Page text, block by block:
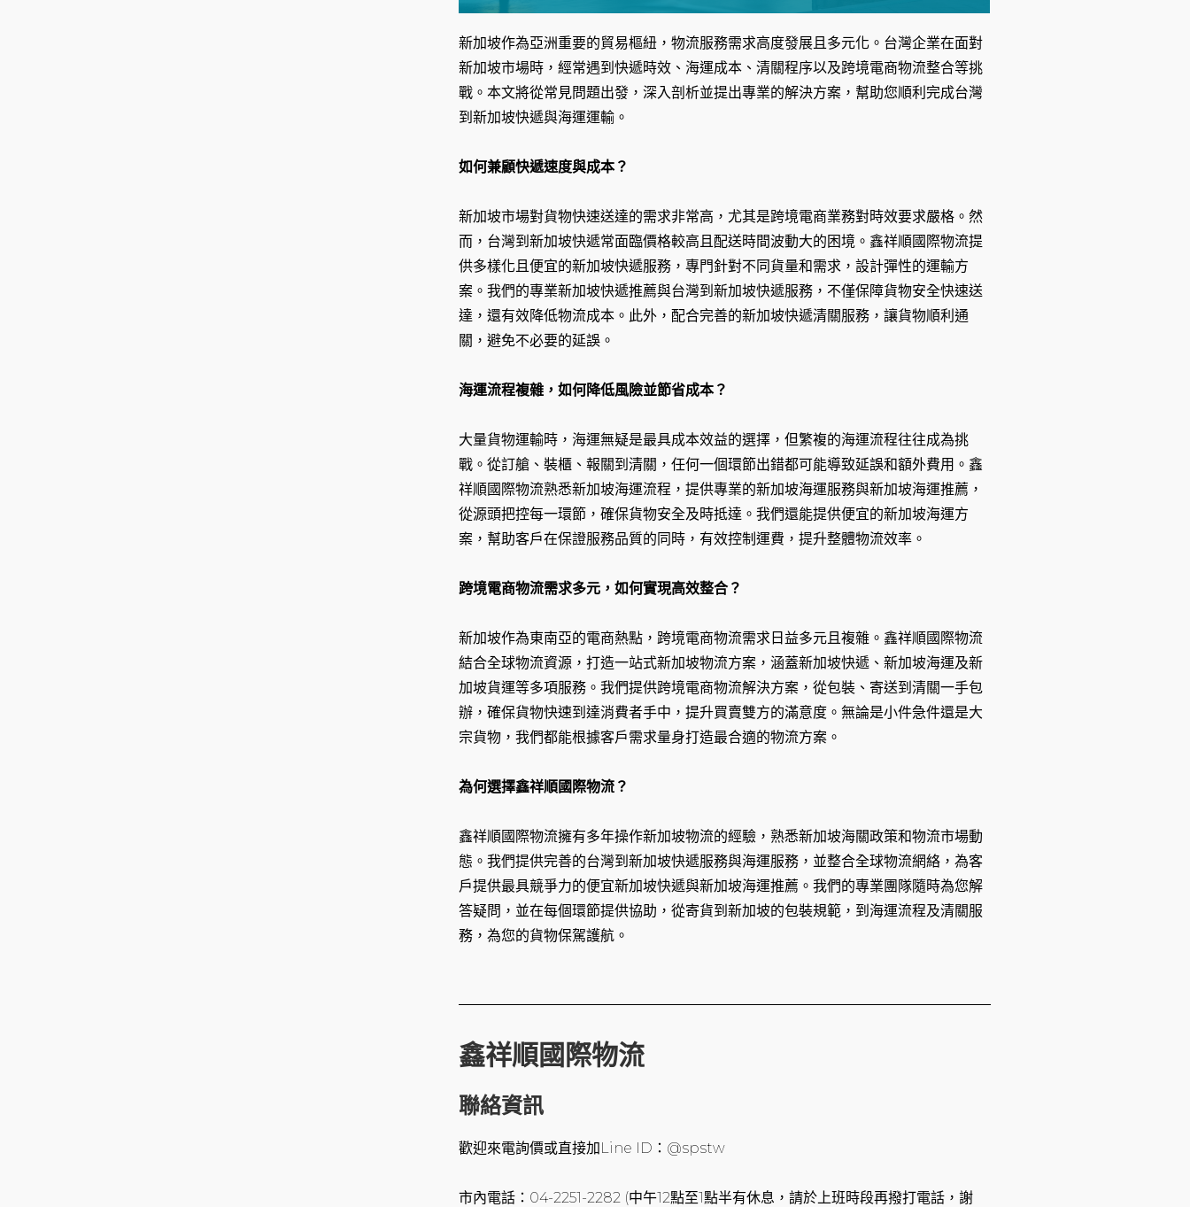
新加坡作為亞洲重要的貿易樞紐，物流服務需求高度發展且多元化。台灣企業在面對
新加坡市場時，經常遇到快遞時效、海運成本、清關程序以及跨境電商物流整合等挑
戰。本文將從常見問題出發，深入剖析並提出專業的解決方案，幫助您順利完成台灣
到新加坡快遞與海運運輸。
如何兼顧快遞速度與成本？
新加坡市場對貨物快速送達的需求非常高，尤其是跨境電商業務對時效要求嚴格。然
而，台灣到新加坡快遞常面臨價格較高且配送時間波動大的困境。鑫祥順國際物流提
供多樣化且便宜的新加坡快遞服務，專門針對不同貨量和需求，設計彈性的運輸方
案。我們的專業新加坡快遞推薦與台灣到新加坡快遞服務，不僅保障貨物安全快速送
達，還有效降低物流成本。此外，配合完善的新加坡快遞清關服務，讓貨物順利通
關，避免不必要的延誤。
海運流程複雜，如何降低風險並節省成本？
大量貨物運輸時，海運無疑是最具成本效益的選擇，但繁複的海運流程往往成為挑
戰。從訂艙、裝櫃、報關到清關，任何一個環節出錯都可能導致延誤和額外費用。鑫
祥順國際物流熟悉新加坡海運流程，提供專業的新加坡海運服務與新加坡海運推薦，
從源頭把控每一環節，確保貨物安全及時抵達。我們還能提供便宜的新加坡海運方
案，幫助客戶在保證服務品質的同時，有效控制運費，提升整體物流效率。
跨境電商物流需求多元，如何實現高效整合？
新加坡作為東南亞的電商熱點，跨境電商物流需求日益多元且複雜。鑫祥順國際物流
結合全球物流資源，打造一站式新加坡物流方案，涵蓋新加坡快遞、新加坡海運及新
加坡貨運等多項服務。我們提供跨境電商物流解決方案，從包裝、寄送到清關一手包
辦，確保貨物快速到達消費者手中，提升買賣雙方的滿意度。無論是小件急件還是大
宗貨物，我們都能根據客戶需求量身打造最合適的物流方案。
為何選擇鑫祥順國際物流？
鑫祥順國際物流擁有多年操作新加坡物流的經驗，熟悉新加坡海關政策和物流市場動
態。我們提供完善的台灣到新加坡快遞服務與海運服務，並整合全球物流網絡，為客
戶提供最具競爭力的便宜新加坡快遞與新加坡海運推薦。我們的專業團隊隨時為您解
答疑問，並在每個環節提供協助，從寄貨到新加坡的包裝規範，到海運流程及清關服
務，為您的貨物保駕護航。
鑫祥順國際物流
聯絡資訊
歡迎來電詢價或直接加Line ID：@spstw
市內電話：04-2251-2282 (中午12點至1點半有休息，請於上班時段再撥打電話，謝